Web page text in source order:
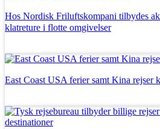
Hos Nordisk Friluftskompani tilbydes
klatreture i flotte omgivelser
East Coast USA ferier samt Kina rejser